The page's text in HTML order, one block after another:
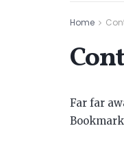
Home
Far far